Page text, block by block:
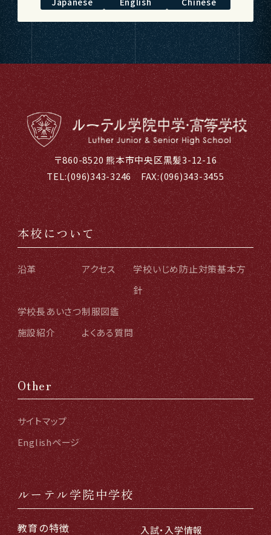
〒860-8520 熊本市中央区黒髪3-12-16
TEL:(096)343-3246FAX:(096)343-3455
本校について
沿革
学校長あいさつ
施設紹介
アクセス
制服図鑑
よくある質問
学校いじめ防止対策基本方
針
Other
サイトマップ
Englishページ
ルーテル学院中学校
教育の特徴
入試・入学情報